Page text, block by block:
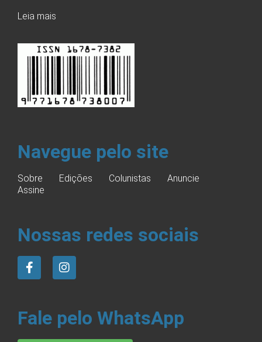
Leia mais
Navegue pelo site
Sobre Edições Colunistas
Anuncie
Assine
Nossas redes sociais
Fale pelo WhatsApp